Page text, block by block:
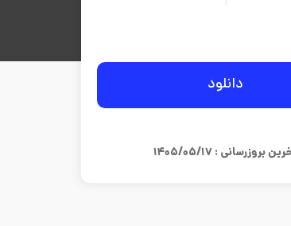
دانلود
بروزرسانی : ۱۴۰۵/۰۵/۱۷